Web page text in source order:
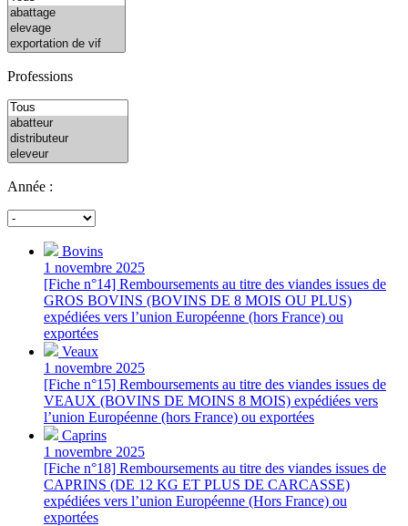
Professions
Année :
Bovins
1 novembre 2025
[Fiche n°14] Remboursements au titre des viandes issues de
GROS BOVINS (BOVINS DE 8 MOIS OU PLUS)
expédiées vers l’union Européenne (hors France) ou
exportées
Veaux
1 novembre 2025
[Fiche n°15] Remboursements au titre des viandes issues de
VEAUX (BOVINS DE MOINS 8 MOIS) expédiées vers
l’union Européenne (hors France) ou exportées
Caprins
1 novembre 2025
[Fiche n°18] Remboursements au titre des viandes issues de
CAPRINS (DE 12 KG ET PLUS DE CARCASSE)
expédiées vers l’union Européenne (Hors France) ou
exportées